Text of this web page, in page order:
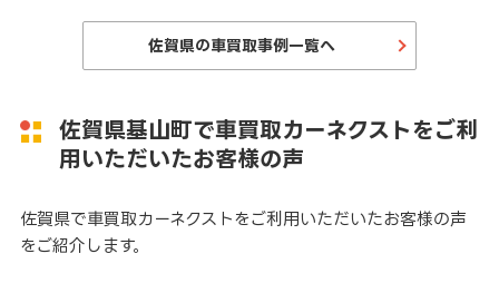
佐賀県の車買取事例一覧へ
佐賀県基山町で車買取カーネクストをご利
用いただいたお客様の声
佐賀県で車買取カーネクストをご利用いただいたお客様の声
をご紹介します。